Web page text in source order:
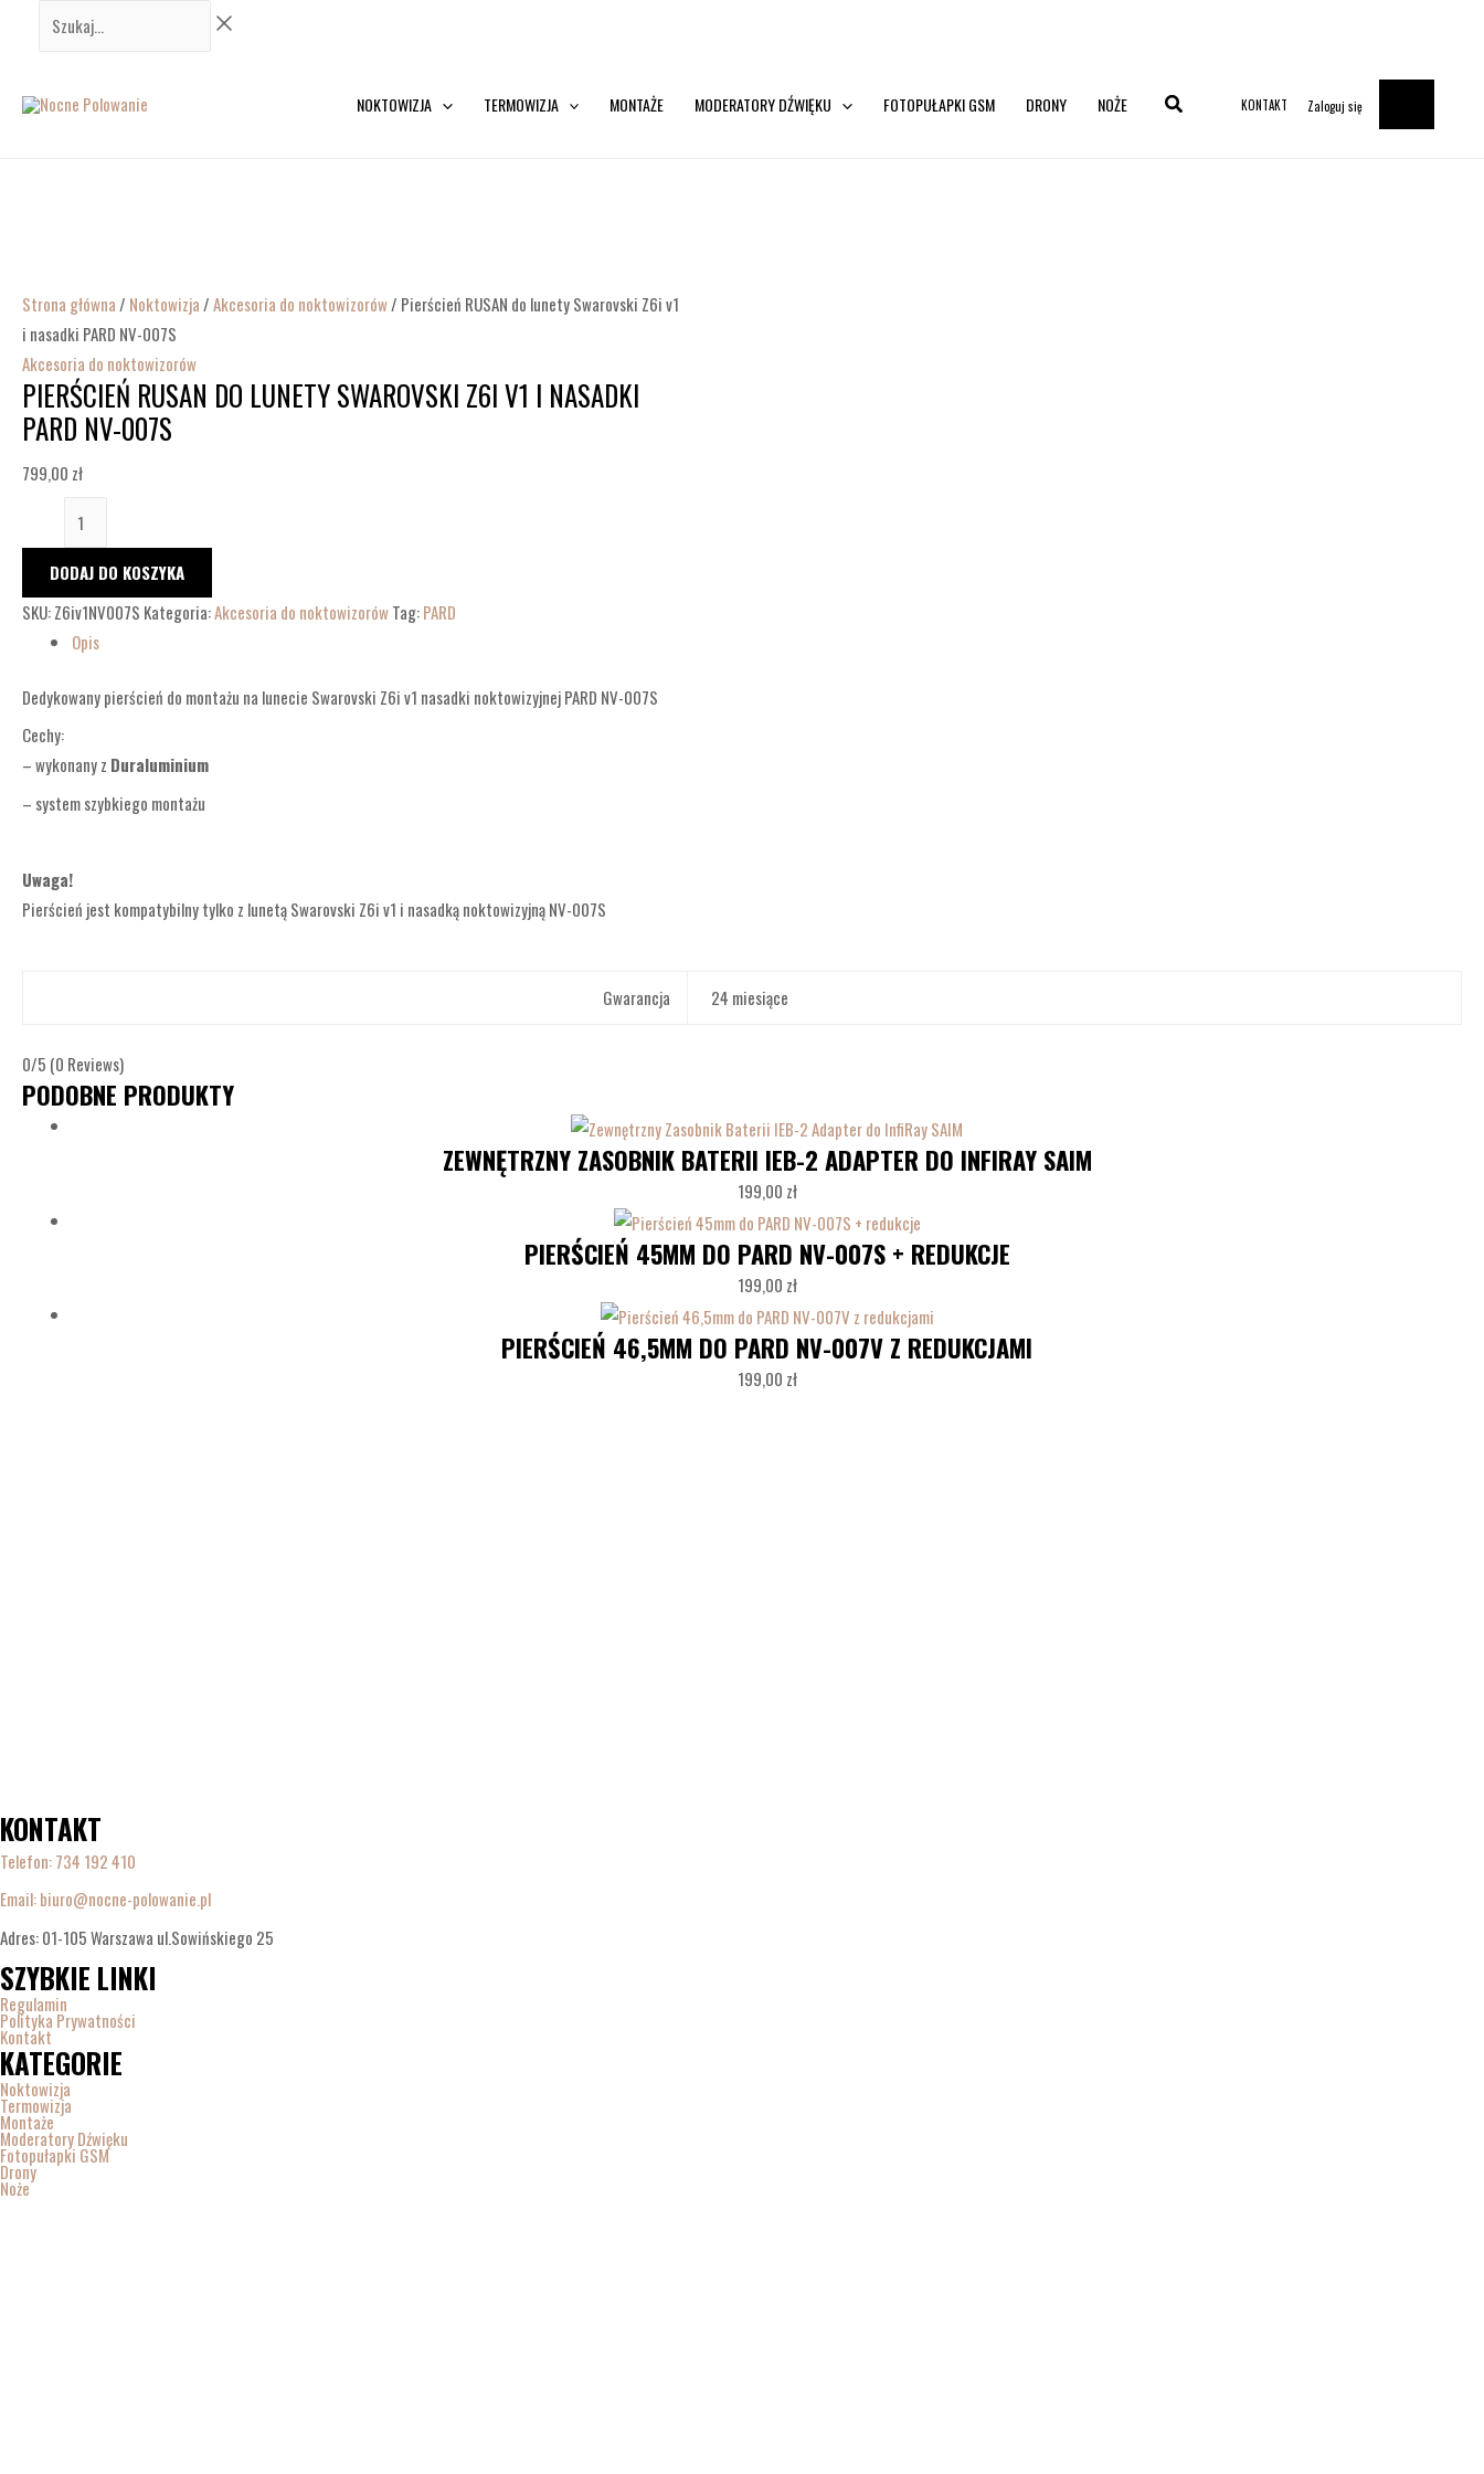
NOKTOWIZJA TERMOWIZJA MONTAŻE MODERATORY DŹWIĘKU FOTOPUŁAPKI GSM DRONY NOŻE KONTAKT Zaloguj się
Strona główna/ Noktowizja/Akcesoria do noktowizorów/ Pierścień RUSAN do lunety Swarovski Z6i v1
i nasadki PARD NV-007S
Akcesoria do noktowizorów
PIERŚCIEŃ RUSAN DO LUNETY SWAROVSKI Z6I V1 I NASADKI
PARD NV-007S
799,00 zł
do
PARD
NV-
007S
DODAJ DO KOSZYKA
SKU:Z6iv1NV007S Kategoria:Akcesoria do noktowizorówTag:PARD
Opis
Dedykowany pierścień do montażu na lunecie Swarovski Z6i v1 nasadki noktowizyjnej PARD NV-007S
Cechy:
– wykonany z Duraluminium
– system szybkiego montażu
Uwaga!
Pierścień jest kompatybilny tylko z lunetą Swarovski Z6i v1 i nasadką noktowizyjną NV-007S
Gwarancja 24 miesiące
0/5 (0 Reviews)
PODOBNE PRODUKTY
ZEWNĘTRZNY ZASOBNIK BATERII IEB-2 ADAPTER DO INFIRAY SAIM
199,00 zł
PIERŚCIEŃ 45MM DO PARD NV-007S + REDUKCJE
199,00 zł
PIERŚCIEŃ 46,5MM DO PARD NV-007V Z REDUKCJAMI
199,00 zł
KONTAKT
Telefon:734 192 410
Email: biuro@nocne-polowanie.pl
Adres: 01-105 Warszawa ul.Sowińskiego 25
SZYBKIE LINKI
Regulamin
Polityka Prywatności
Kontakt
KATEGORIE
Noktowizja
Termowizja
Montaże
Moderatory Dźwięku
Fotopułapki GSM
Drony
Noże